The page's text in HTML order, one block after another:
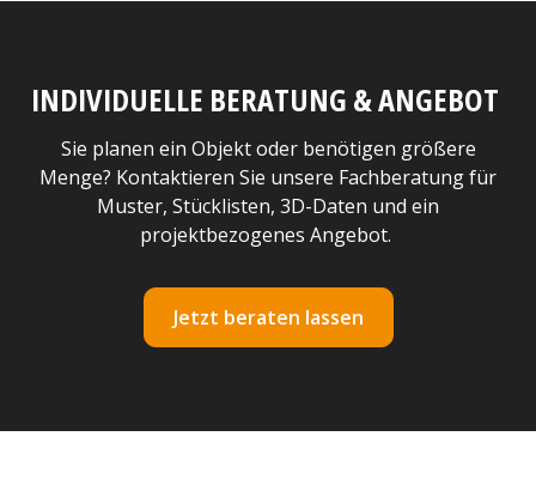
INDIVIDUELLE BERATUNG & ANGEBOT
Sie planen ein Objekt oder benötigen größere
Menge? Kontaktieren Sie unsere Fachberatung für
Muster, Stücklisten, 3D-Daten und ein
projektbezogenes Angebot.
Jetzt beraten lassen